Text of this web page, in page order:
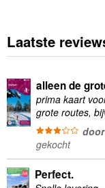
Laatste
alleen de
prima kaart
grote routes,
wandelingen te
gekocht
Perfect.